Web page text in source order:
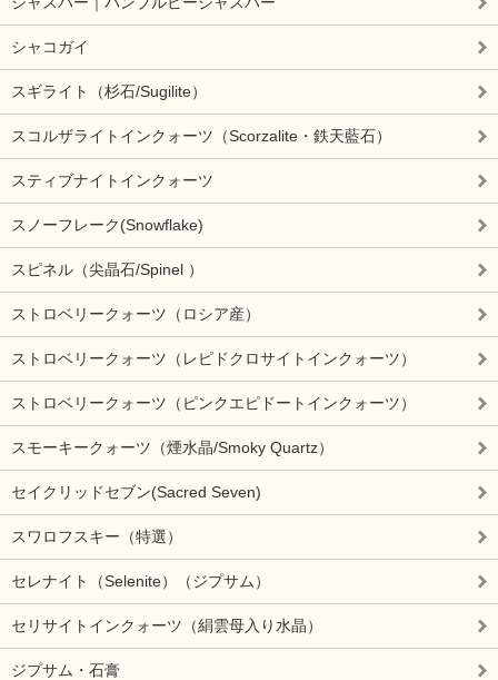
シャコガイ
スギライト（杉石/Sugilite）
スコルザライトインクォーツ（Scorzalite・鉄天藍石）
スティブナイトインクォーツ
スノーフレーク(Snowflake)
スピネル（尖晶石/Spinel ）
ストロベリークォーツ（ロシア産）
ストロベリークォーツ（レピドクロサイトインクォーツ）
ストロベリークォーツ（ピンクエピドートインクォーツ）
スモーキークォーツ（煙水晶/Smoky Quartz）
セイクリッドセブン(Sacred Seven)
スワロフスキー（特選）
セレナイト（Selenite）（ジプサム）
セリサイトインクォーツ（絹雲母入り水晶）
ジプサム・石膏